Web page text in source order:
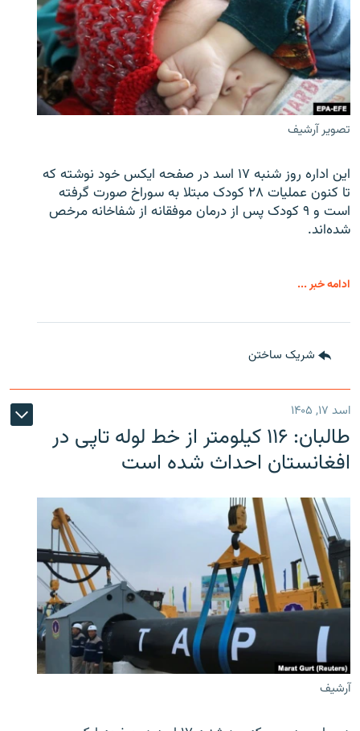
تصویر آرشیف
این اداره روز شنبه ۱۷ اسد در صفحه ایکس خود نوشته که
تا کنون عملیات ۲۸ کودک مبتلا به سوراخ صورت گرفته
است و ۹ کودک پس از درمان موفقانه از شفاخانه مرخص
شده‌اند.
ادامه خبر ...
شریک ساختن
اسد ۱۷, ۱۴۰۵
طالبان: ۱۱۶ کیلومتر از خط لوله تاپی در
افغانستان احداث شده است
آرشیف